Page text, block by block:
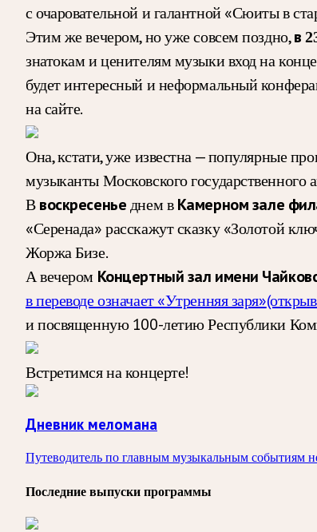
с очаровательной и галантной «Сюиты в
Этим же вечером, но уже совсем поздно,в
знатокам и ценителям музыки вход на
будет интересный и неформальный
на сайте.
Она, кстати, уже известна — популярные
музыканты Московского
В воскресенье днем в Камерном зале
«Серенада» расскажут сказку «Золотой
Жоржа Бизе.
А вечером Концертный зал имени
в переводе означает «Утренняя заря»
и посвященную 100-летию Республики
Встретимся на концерте!
Дневник меломана
Путеводитель по главным музыкальным событиям
Последние выпуски программы